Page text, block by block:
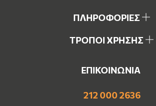
ΠΛΗΡΟΦΟΡΙΕΣ
ΤΡΟΠΟΙ ΧΡΗΣΗΣ
ΕΠΙΚΟΙΝΩΝΙΑ
212 000 2636